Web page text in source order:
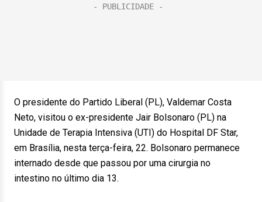
O presidente do Partido Liberal (PL), Valdemar Costa
Neto, visitou o ex-presidente Jair Bolsonaro (PL) na
Unidade de Terapia Intensiva (UTI) do Hospital DF Star,
em Brasília, nesta terça-feira, 22. Bolsonaro permanece
internado desde que passou por uma cirurgia no
intestino no último dia 13.